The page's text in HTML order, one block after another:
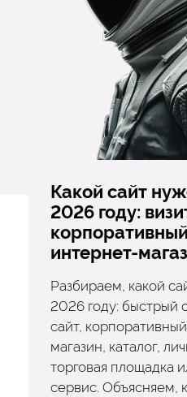
Какой сайт
2026 году:
интернет-
Разбираем, какой
2026 году: быстрый
сайт,
магазин, каталог,
торговая площадка
сервис. Объясняем,